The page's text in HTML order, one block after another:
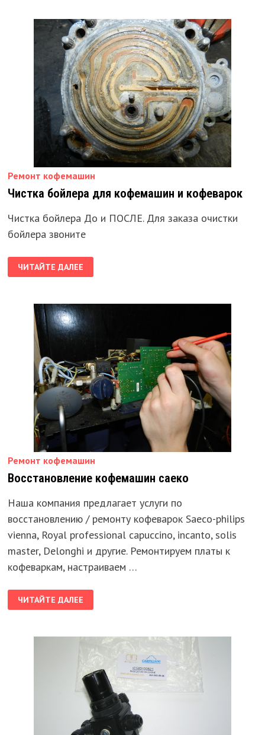
МИКСЕРЫ
Ремонт кофемашин
Чистка бойлера для кофемашин и кофеварок
Чистка бойлера До и ПОСЛЕ. Для заказа очистки
бойлера звоните
ЧИСТКА
БОЙЛЕРА
ДЛЯ
КОФЕВАРОК
ЧИТАЙТЕ ДАЛЕЕ
Ремонт кофемашин
Восстановление кофемашин саеко
Наша компания предлагает услуги по
восстановлению / ремонту кофеварок Saeco-philips
vienna, Royal professional capuccino, incanto, solis
master, Delonghi и другие. Ремонтируем платы к
кофеваркам, настраиваем …
ВОССТАНОВЛЕНИЕ
КОФЕМАШИН
САЕКО
ЧИТАЙТЕ ДАЛЕЕ